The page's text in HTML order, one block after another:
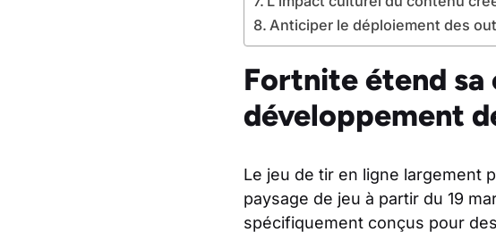
Anticiper le déploiement des
Fortnite étend
développement
Le jeu de tir en ligne largement
paysage de jeu à partir du 19
spécifiquement conçus pour